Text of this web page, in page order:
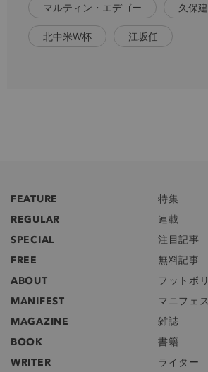
マルティン・エデゴー 久保
北中米W杯 江坂任
FEATURE
特集
REGULAR
連載
SPECIAL
注目記事
FREE
無料記事
ABOUT
フットボ
MANIFEST
マニフェ
MAGAZINE
雑誌
BOOK
書籍
WRITER
ライター